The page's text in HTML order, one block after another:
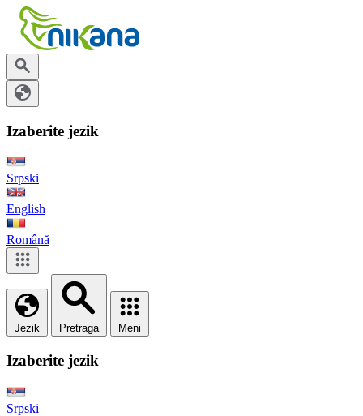
Izaberite jezik
Srpski
English
Română
Jezik Pretraga Meni
Izaberite jezik
Srpski